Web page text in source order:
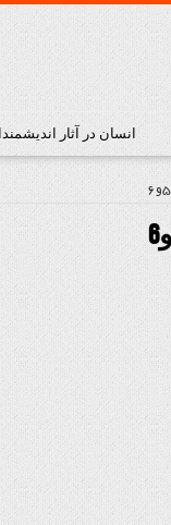
انسان در آثار